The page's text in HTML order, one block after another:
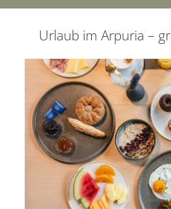
Urlaub im Arpuria –